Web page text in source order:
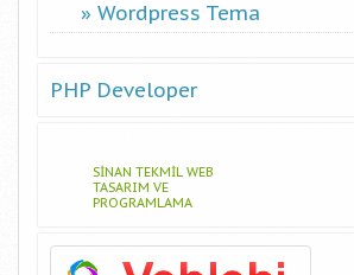
Wordpress Tema
PHP Developer
SINAN TEKMIL WEB
TASARIM VE
PROGRAMLAMA